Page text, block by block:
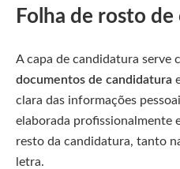
Folha de rosto
A capa de candidatura serve
documentos de candidatura
clara das informações
elaborada profissionalmente
resto da candidatura, tanto
letra.